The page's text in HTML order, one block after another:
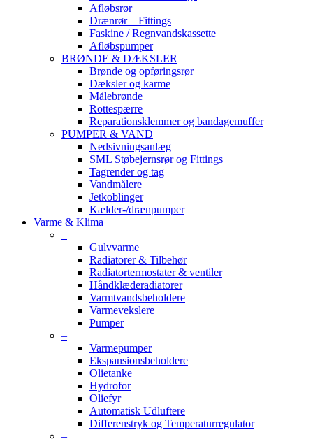
Afløbsrør
Drænrør – Fittings
Faskine / Regnvandskassette
Afløbspumper
BRØNDE & DÆKSLER
Brønde og opføringsrør
Dæksler og karme
Målebrønde
Rottespærre
Reparationsklemmer og bandagemuffer
PUMPER & VAND
Nedsivningsanlæg
SML Støbejernsrør og Fittings
Tagrender og tag
Vandmålere
Jetkoblinger
Kælder-/drænpumper
Varme & Klima
–
Gulvvarme
Radiatorer & Tilbehør
Radiatortermostater & ventiler
Håndklæderadiatorer
Varmtvandsbeholdere
Varmevekslere
Pumper
–
Varmepumper
Ekspansionsbeholdere
Olietanke
Hydrofor
Oliefyr
Automatisk Udluftere
Differenstryk og Temperaturregulator
–